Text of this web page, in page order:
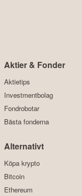
Aktier & Fonder
Aktietips
Investmentbolag
Fondrobotar
Bästa fonderna
Alternativt
Köpa krypto
Bitcoin
Ethereum